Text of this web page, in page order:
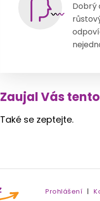
Dobrý
Zaujal Vás
Také se zeptejte.
Prohlášení |